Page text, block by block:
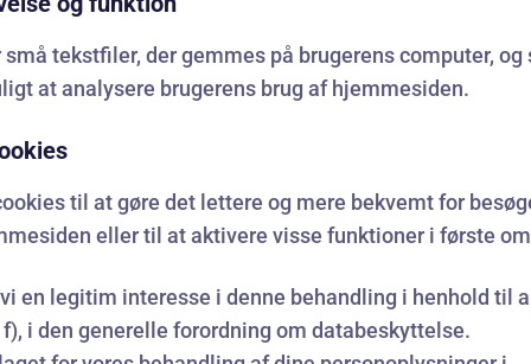
små tekstfiler, der gemmes på brugerens computer, og
at analysere brugerens brug af hjemmesiden.
til at gøre det lettere og mere bekvemt for
eller til at aktivere visse funktioner i første
en legitim interesse i denne behandling i henhold til
i den generelle forordning om databeskyttelse.